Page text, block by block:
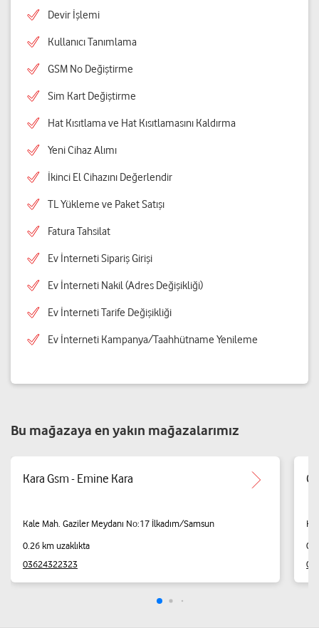
Devir İşlemi
Kullanıcı Tanımlama
GSM No Değiştirme
Sim Kart Değiştirme
Hat Kısıtlama ve Hat Kısıtlamasını Kaldırma
Yeni Cihaz Alımı
İkinci El Cihazını Değerlendir
TL Yükleme ve Paket Satışı
Fatura Tahsilat
Ev İnterneti Sipariş Girişi
Ev İnterneti Nakil (Adres Değişikliği)
Ev İnterneti Tarife Değişikliği
Ev İnterneti Kampanya/Taahhütname Yenileme
Bu mağazaya en yakın mağazalarımız
Kara Gsm - Emine Kara
Kale Mah. Gaziler Meydanı No:17 İlkadım/Samsun
0.26 km uzaklıkta
03624322323